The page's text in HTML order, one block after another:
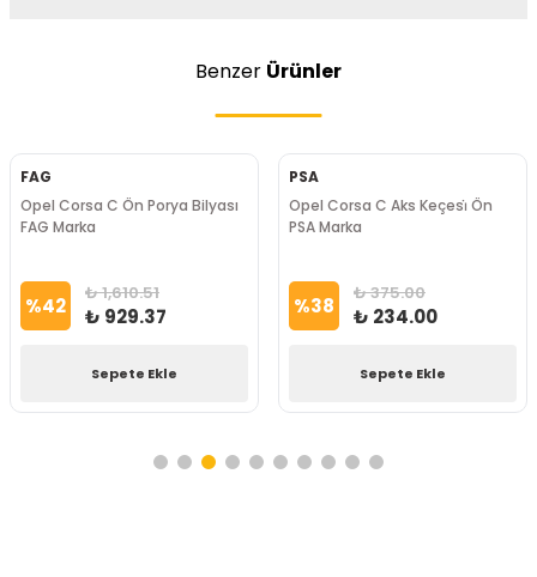
Benzer Ürünler
FAG
Opel Corsa C Ön Porya Bilyası
FAG Marka
%42 ₺ 1,610.51
₺ 929.37
Sepete Ekle
PSA
Opel Corsa C Aks Keçesi̇ Ön
PSA Marka
%38 ₺ 375.00
₺ 234.00
Sepete Ekle